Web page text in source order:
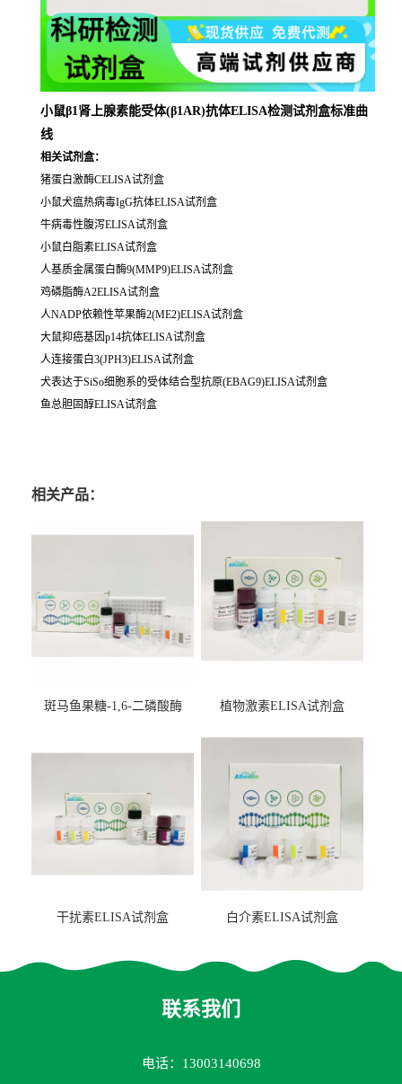
小鼠β1肾上腺素能受体(β1AR)抗体ELISA检测试剂盒标准曲
线
相关试剂盒：
猪蛋白激酶CELISA试剂盒
小鼠犬瘟热病毒IgG抗体ELISA试剂盒
牛病毒性腹泻ELISA试剂盒
小鼠白脂素ELISA试剂盒
人基质金属蛋白酶9(MMP9)ELISA试剂盒
鸡磷脂酶A2ELISA试剂盒
人NADP依赖性苹果酶2(ME2)ELISA试剂盒
大鼠抑癌基因p14抗体ELISA试剂盒
人连接蛋白3(JPH3)ELISA试剂盒
犬表达于SiSo细胞系的受体结合型抗原(EBAG9)ELISA试剂盒
鱼总胆固醇ELISA试剂盒
相关产品：
斑马鱼果糖-1,6-二磷酸酶
盒
植物激素ELISA试剂盒
干扰素ELISA试剂盒 白介素ELISA试剂盒
联系我们
电话：13003140698